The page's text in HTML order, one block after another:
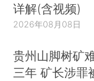
详解(含视频)
2026年08月08日
贵州山脚树矿
三年 矿长涉罪